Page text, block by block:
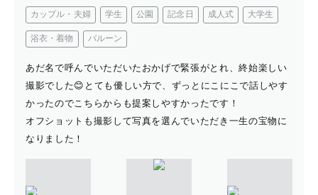
カップル・夫婦 学生 公園 記念日 成人式 大学生
浴衣・着物 バルーン
あだ名で呼んでいただいたおかげで緊張がとれ、終始楽しい
撮影でした😊とても優しい方で、ずっとにこにこで話しやす
かったのでこちらからも提案しやすかったです！
オフショットも撮影して写真を選んでいただき一生の宝物に
なりました！